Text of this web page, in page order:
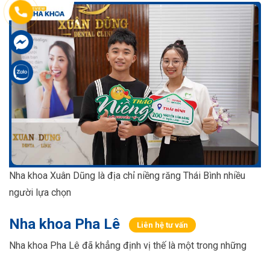
Nha khoa Xuân Dũng là địa chỉ niềng răng Thái Bình nhiều
người lựa chọn
Nha khoa Pha Lê Liên hệ tư vấn
Nha khoa Pha Lê đã khẳng định vị thế là một trong những